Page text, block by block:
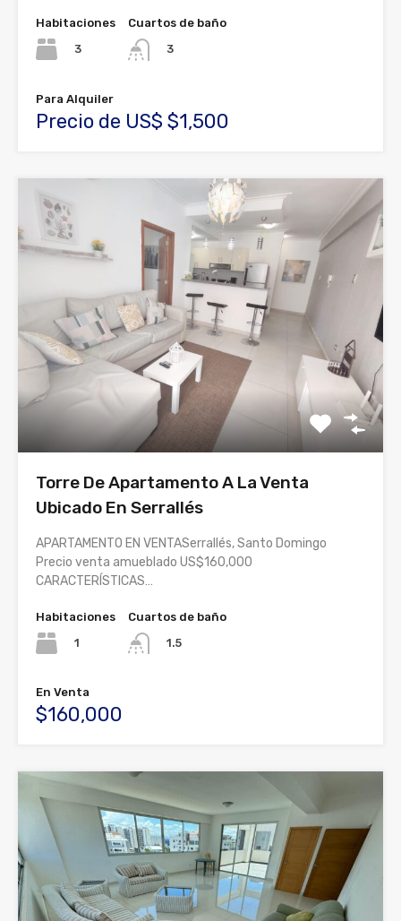
Habitaciones
3
Cuartos de baño
3
Para Alquiler
Precio de US$ $1,500
Torre De Apartamento A La Venta
Ubicado En Serrallés
APARTAMENTO EN VENTASerrallés, Santo Domingo
Precio venta amueblado US$160,000
CARACTERÍSTICAS…
Habitaciones
1
Cuartos de baño
1.5
En Venta
$160,000